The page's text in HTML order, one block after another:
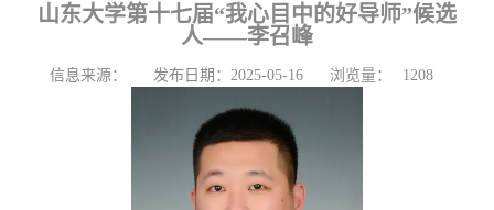
山东大学第十七届“我心目中的好导师”候选
人——李召峰
信息来源： 发布日期：2025-05-16 浏览量： 1208